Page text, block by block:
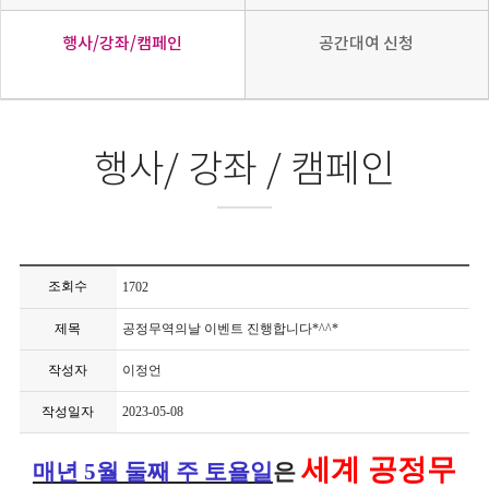
행사/강좌/캠페인 공간대여 신청
행사/ 강좌 / 캠페인
조회수 1702
제목 공정무역의날 이벤트 진행합니다*^^*
작성자 이정언
작성일자 2023-05-08
매년 5월 둘째 주 토욜일은 세계 공정무